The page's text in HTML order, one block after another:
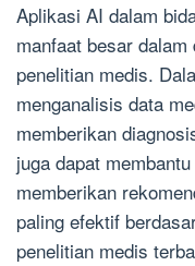
Aplikasi AI dalam
manfaat besar
penelitian medis.
menganalisis data
memberikan
juga dapat
memberikan
paling efektif
penelitian medis